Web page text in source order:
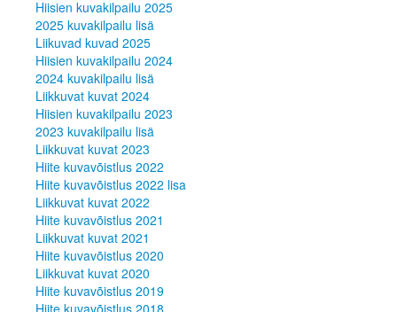
Hiisien kuvakilpailu 2024
2024 kuvakilpailu lisä
Liikkuvat kuvat 2024
Hiisien kuvakilpailu 2023
2023 kuvakilpailu lisä
Liikkuvat kuvat 2023
Hiite kuvavõistlus 2022
Hiite kuvavõistlus 2022 lisa
Liikkuvat kuvat 2022
Hiite kuvavõistlus 2021
Liikkuvat kuvat 2021
Hiite kuvavõistlus 2020
Liikkuvat kuvat 2020
Hiite kuvavõistlus 2019
Hiite kuvavõistlus 2018
Hiite kuvavõistlus 2017
Hiite kuvavõistlus 2016
Hiisien kuvakilpailu 2025
2025 kuvakilpailu lisä
Liikuvad kuvad 2025
Hiisien kuvakilpailu 2024
2024 kuvakilpailu lisä
Liikkuvat kuvat 2024
Hiisien kuvakilpailu 2023
2023 kuvakilpailu lisä
Liikkuvat kuvat 2023
Hiite kuvavõistlus 2022
Hiite kuvavõistlus 2022 lisa
Liikkuvat kuvat 2022
Hiite kuvavõistlus 2021
Liikkuvat kuvat 2021
Hiite kuvavõistlus 2020
Liikkuvat kuvat 2020
Hiite kuvavõistlus 2019
Hiite kuvavõistlus 2018